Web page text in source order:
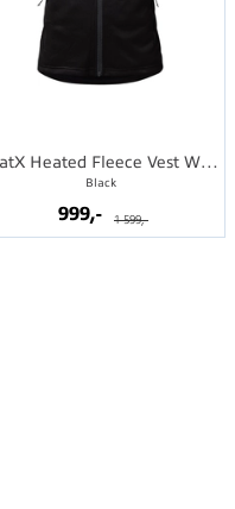
HeatX Heated Fleece Vest Womens
Black
999,- 1 599,-